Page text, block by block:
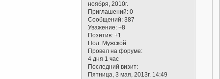
ноября, 2010г.
Приглашений: 0
Сообщений: 387
Уважение: +8
Позитив: +1
Пол: Мужской
Провел на форуме:
4 дня 1 час
Последний визит:
Пятница, 3 мая, 2013г. 14:49